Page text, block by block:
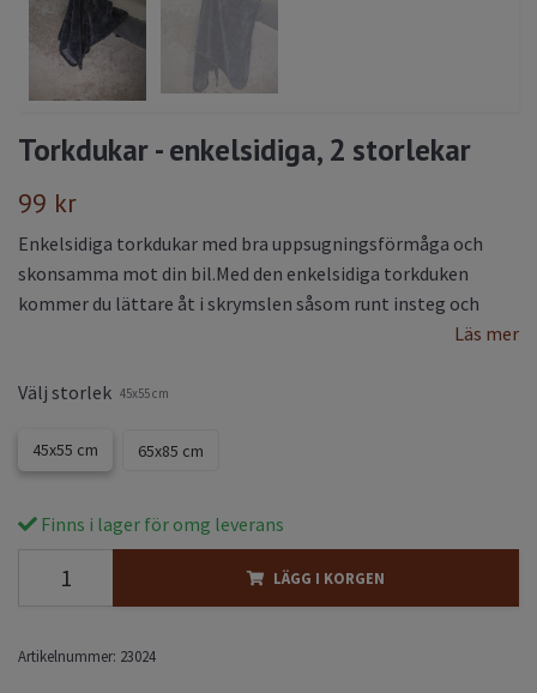
Torkdukar - enkelsidiga, 2 storlekar
99 kr
Enkelsidiga torkdukar med bra uppsugningsförmåga och
skonsamma mot din bil.Med den enkelsidiga torkduken
kommer du lättare åt i skrymslen såsom runt insteg och
Läs mer
Välj storlek 45x55 cm
45x55 cm 65x85 cm
Finns i lager för omg leverans
LÄGG I KORGEN
Artikelnummer: 23024